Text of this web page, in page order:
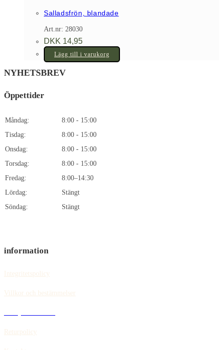
Salladsfrön, blandade
Art.nr: 28030
DKK 14,95
Lägg till i varukorg
NYHETSBREV
Öppettider
Måndag:
8:00 - 15:00
Tisdag:
8:00 - 15:00
Onsdag:
8:00 - 15:00
Torsdag:
8:00 - 15:00
Fredag:
8:00–14:30
Lördag:
Stängt
Söndag:
Stängt
information
Integritetspolicy
Villkor och bestämmelser
Returpolicy